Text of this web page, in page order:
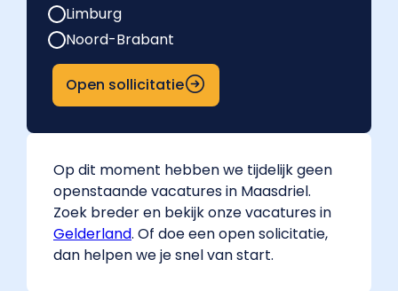
Limburg
Noord-Brabant
Open sollicitatie
Op dit moment hebben we tijdelijk geen
openstaande vacatures in Maasdriel.
Zoek breder en bekijk onze vacatures in
Gelderland. Of doe een open solicitatie,
dan helpen we je snel van start.